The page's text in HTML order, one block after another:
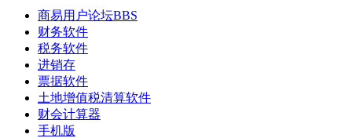
商易用户论坛BBS
财务软件
税务软件
进销存
票据软件
土地增值税清算软件
财会计算器
手机版